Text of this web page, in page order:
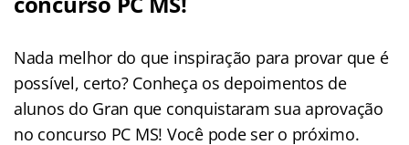
Nada melhor do que inspiração para provar que é
possível, certo? Conheça os depoimentos de
alunos do Gran que conquistaram sua aprovação
no concurso PC MS! Você pode ser o próximo.